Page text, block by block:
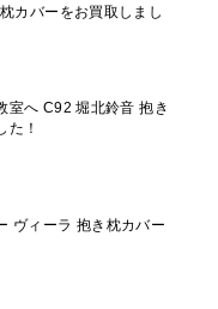
カバーをお買取しまし
室へ C92 堀北鈴音 抱き
た！
ヴィーラ 抱き枕カバー